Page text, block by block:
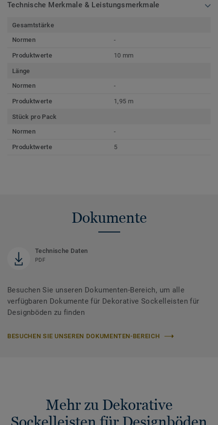
Technische Merkmale & Leistungsmerkmale
Gesamtstärke
Normen
-
Produktwerte 10 mm
Länge
Normen
-
Produktwerte 1,95 m
Stück pro Pack
Normen
-
Produktwerte 5
Dokumente
Technische Daten
PDF
Besuchen Sie unseren Dokumenten-Bereich, um alle
verfügbaren Dokumente für Dekorative Sockelleisten für
Designböden zu finden
BESUCHEN SIE UNSEREN DOKUMENTEN-BEREICH
Mehr zu Dekorative